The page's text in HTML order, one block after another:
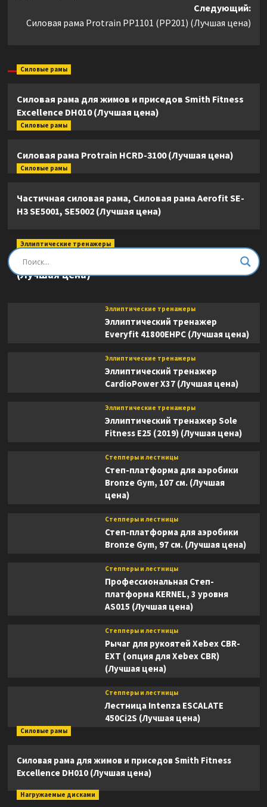
Следующий:
Силовая рама Protrain PP1101 (PP201) (Лучшая цена)
Силовые рамы
Силовая рама для жимов и приседов Smith Fitness
Excellence DH010 (Лучшая цена)
Силовые рамы
Силовая рама Protrain HCRD-3100 (Лучшая цена)
Силовые рамы
Частичная силовая рама, Силовая рама Aerofit SE-
H3 SE5001, SE5002 (Лучшая цена)
Эллиптические тренажеры
Эллиптический тренажер DFC E8745T
(Лучшая цена)
Эллиптические тренажеры
Эллиптический тренажер
Everyfit 41800EHPC (Лучшая цена)
Эллиптические тренажеры
Эллиптический тренажер
CardioPower X37 (Лучшая цена)
Эллиптические тренажеры
Эллиптический тренажер Sole
Fitness E25 (2019) (Лучшая цена)
Степперы и лестницы
Степ-платформа для аэробики
Bronze Gym, 107 см. (Лучшая
цена)
Степперы и лестницы
Степ-платформа для аэробики
Bronze Gym, 97 см. (Лучшая цена)
Степперы и лестницы
Профессиональная Степ-
платформа KERNEL, 3 уровня
AS015 (Лучшая цена)
Степперы и лестницы
Рычаг для рукоятей Xebex CBR-
EXT (опция для Xebex CBR)
(Лучшая цена)
Степперы и лестницы
Лестница Intenza ESCALATE
450Ci2S (Лучшая цена)
Силовые рамы
Силовая рама для жимов и приседов Smith Fitness
Excellence DH010 (Лучшая цена)
Нагружаемые дисками